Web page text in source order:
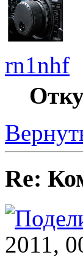
rn1nhf
Re:
2011,